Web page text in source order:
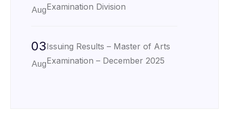
AugExamination Division
03
Aug
Issuing Results – Master of Arts
Examination – December 2025